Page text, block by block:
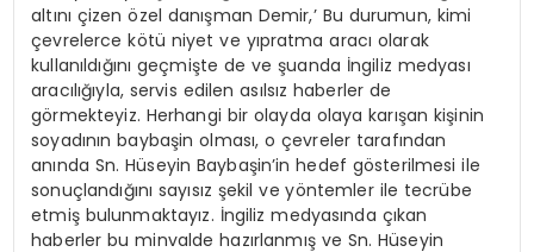
altını çizen özel danışman Demir,’ Bu durumun, kimi
çevrelerce kötü niyet ve yıpratma aracı olarak
kullanıldığını geçmişte de ve şuanda İngiliz medyası
aracılığıyla, servis edilen asılsız haberler de
görmekteyiz. Herhangi bir olayda olaya karışan kişinin
soyadının baybaşin olması, o çevreler tarafından
anında Sn. Hüseyin Baybaşin’in hedef gösterilmesi ile
sonuçlandığını sayısız şekil ve yöntemler ile tecrübe
etmiş bulunmaktayız. İngiliz medyasında çıkan
haberler bu minvalde hazırlanmış ve Sn. Hüseyin